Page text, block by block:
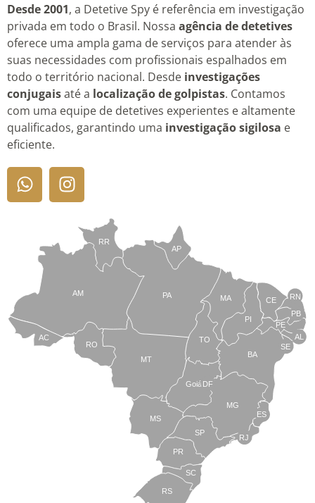
Desde 2001, a Detetive Spy é referência em investigação
privada em todo o Brasil. Nossa agência de detetives
oferece uma ampla gama de serviços para atender às
suas necessidades com profissionais espalhados em
todo o território nacional. Desde investigações
conjugaisaté a localização de golpistas. Contamos
com uma equipe de detetives experientes e altamente
qualificados, garantindo uma investigação sigilosa e
eficiente.
TO
BA
SE
PE
AL
RN
CE
PI
MA
AP
PA
RR
AM
AC
RO
MT
MS
Goiás
PR
SC
RS
SP
MG
RJ
ES
DF
PB